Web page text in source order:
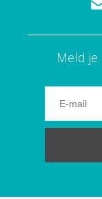
Meld je